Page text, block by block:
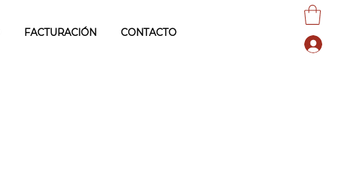
FACTURACIÓN CONTACTO